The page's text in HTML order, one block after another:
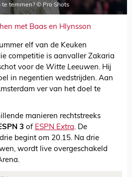
temmen? © Pro Shots
met Baas en Hlynsson
elf van de Keuken
competitie is aanvaller Zakaria
voor de Witte Leeuwen. Hij
in negentien wedstrijden. Aan
ver van het doel te
manieren rechtstreeks
3 of ESPN Extra. De
begint om 20.15. Na drie
wordt live overgeschakeld